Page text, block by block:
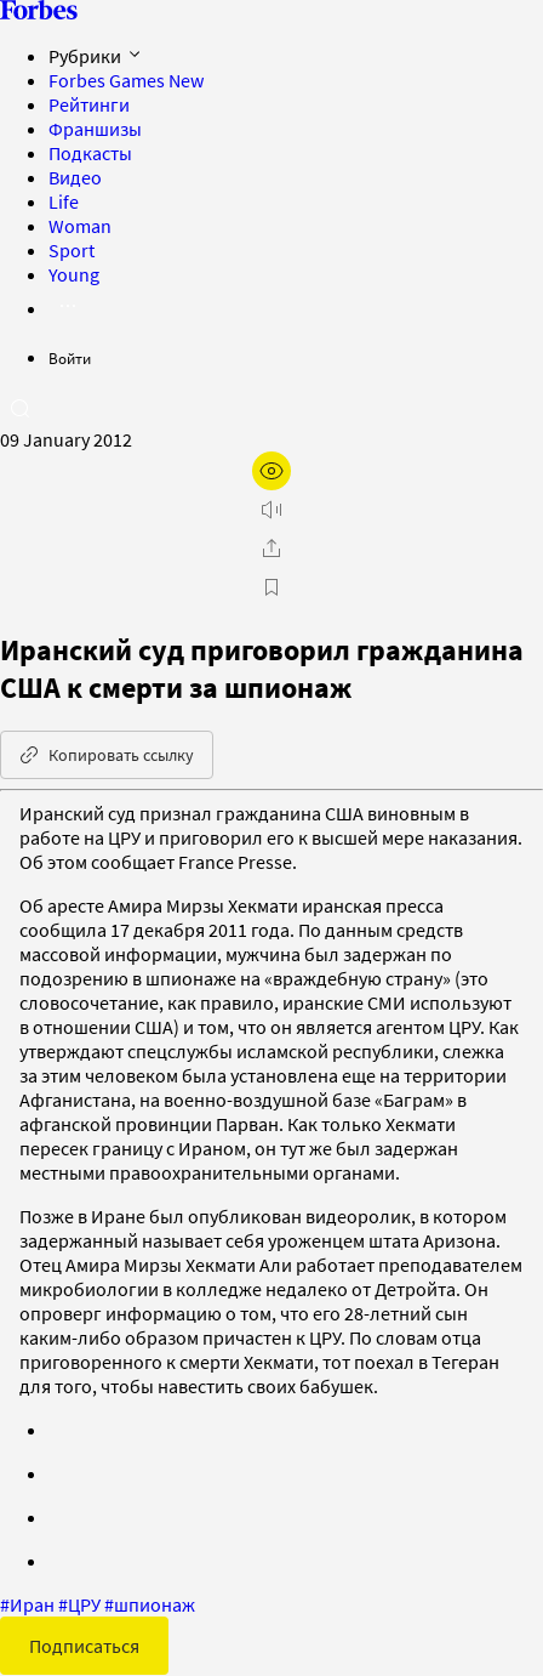
Рубрики
Forbes Games New
Рейтинги
Франшизы
Подкасты
Видео
Life
Woman
Sport
Young
Войти
09 January 2012
Иранский суд приговорил гражданина
США к смерти за шпионаж
Копировать ссылку
Иранский суд признал гражданина США виновным в
работе на ЦРУ и приговорил его к высшей мере наказания.
Об этом сообщает France Presse.
Об аресте Амира Мирзы Хекмати иранская пресса
сообщила 17 декабря 2011 года. По данным средств
массовой информации, мужчина был задержан по
подозрению в шпионаже на «враждебную страну» (это
словосочетание, как правило, иранские СМИ используют
в отношении США) и том, что он является агентом ЦРУ. Как
утверждают спецслужбы исламской республики, слежка
за этим человеком была установлена еще на территории
Афганистана, на военно-воздушной базе «Баграм» в
афганской провинции Парван. Как только Хекмати
пересек границу с Ираном, он тут же был задержан
местными правоохранительными органами.
Позже в Иране был опубликован видеоролик, в котором
задержанный называет себя уроженцем штата Аризона.
Отец Амира Мирзы Хекмати Али работает преподавателем
микробиологии в колледже недалеко от Детройта. Он
опроверг информацию о том, что его 28-летний сын
каким-либо образом причастен к ЦРУ. По словам отца
приговоренного к смерти Хекмати, тот поехал в Тегеран
для того, чтобы навестить своих бабушек.
#Иран #ЦРУ#шпионаж
Подписаться